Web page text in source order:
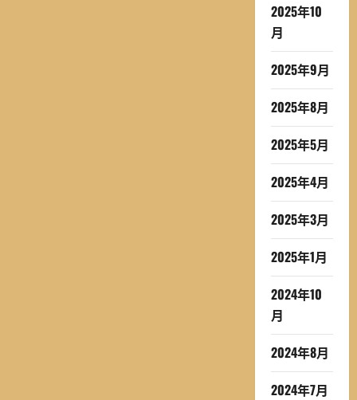
2025年10
月
2025年9月
2025年8月
2025年5月
2025年4月
2025年3月
2025年1月
2024年10
月
2024年8月
2024年7月